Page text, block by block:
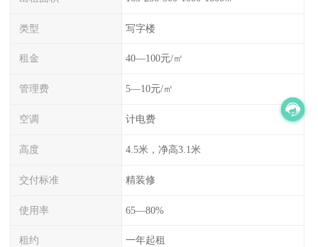
类型 写字楼
租金 40—100元/㎡
管理费 5—10元/㎡
空调 计电费
高度 4.5米，净高3.1米
交付标准 精装修
使用率 65—80%
租约 一年起租